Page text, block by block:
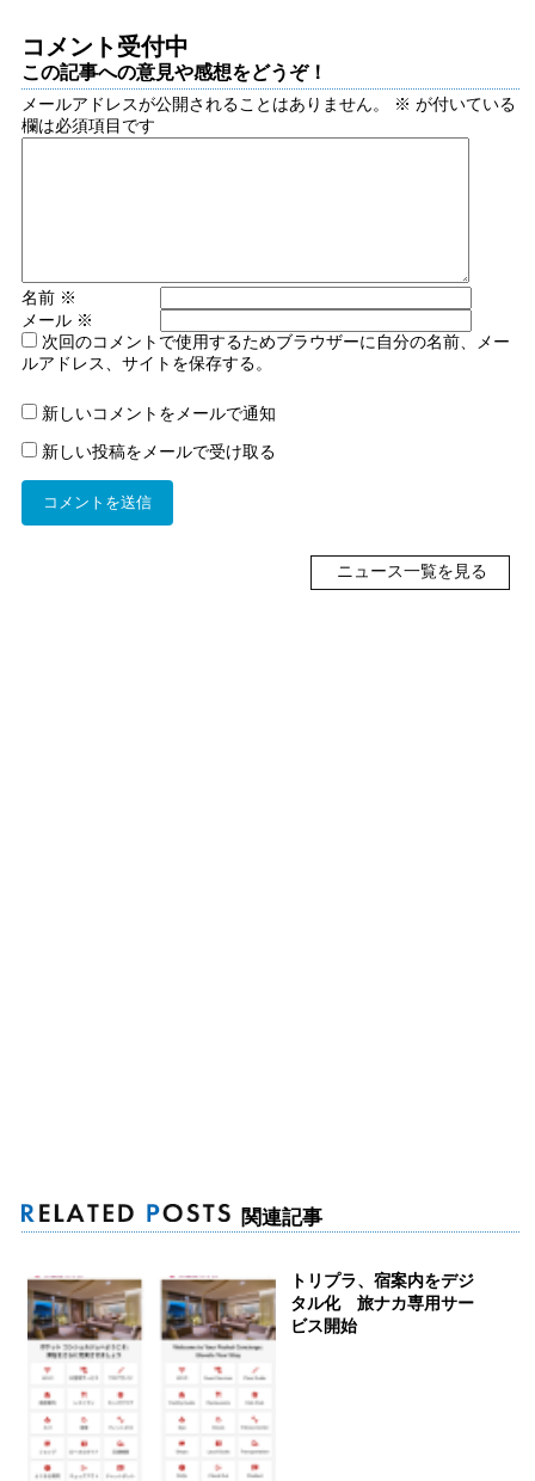
コメント受付中
この記事への意見や感想をどうぞ！
メールアドレスが公開されることはありません。 ※ が付いている
欄は必須項目です
名前 ※
メール ※
次回のコメントで使用するためブラウザーに自分の名前、メー
ルアドレス、サイトを保存する。
新しいコメントをメールで通知
新しい投稿をメールで受け取る
ニュース一覧を見る
関連記事
トリプラ、宿案内をデジ
タル化 旅ナカ専用サー
ビス開始